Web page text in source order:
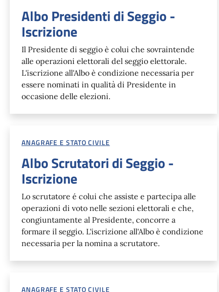
Albo Presidenti di Seggio -
Iscrizione
Il Presidente di seggio è colui che sovraintende
alle operazioni elettorali del seggio elettorale.
L'iscrizione all'Albo è condizione necessaria per
essere nominati in qualità di Presidente in
occasione delle elezioni.
ANAGRAFE E STATO CIVILE
Albo Scrutatori di Seggio -
Iscrizione
Lo scrutatore é colui che assiste e partecipa alle
operazioni di voto nelle sezioni elettorali e che,
congiuntamente al Presidente, concorre a
formare il seggio. L'iscrizione all'Albo è condizione
necessaria per la nomina a scrutatore.
ANAGRAFE E STATO CIVILE